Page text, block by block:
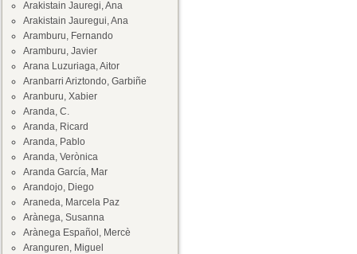
Arakistain Jauregi, Ana
Arakistain Jauregui, Ana
Aramburu, Fernando
Aramburu, Javier
Arana Luzuriaga, Aitor
Aranbarri Ariztondo, Garbiñe
Aranburu, Xabier
Aranda, C.
Aranda, Ricard
Aranda, Pablo
Aranda, Verònica
Aranda García, Mar
Arandojo, Diego
Araneda, Marcela Paz
Arànega, Susanna
Arànega Español, Mercè
Aranguren, Miguel